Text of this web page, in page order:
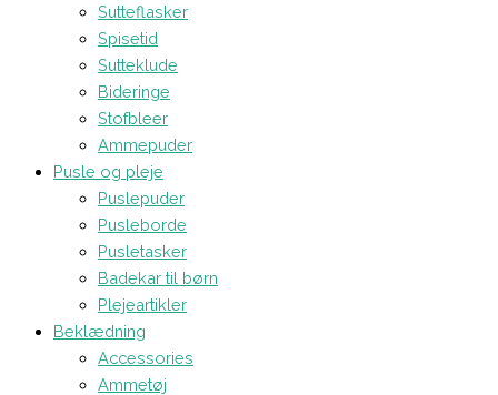
Sutteflasker
Spisetid
Sutteklude
Bideringe
Stofbleer
Ammepuder
Pusle og pleje
Puslepuder
Pusleborde
Pusletasker
Badekar til børn
Plejeartikler
Beklædning
Accessories
Ammetøj